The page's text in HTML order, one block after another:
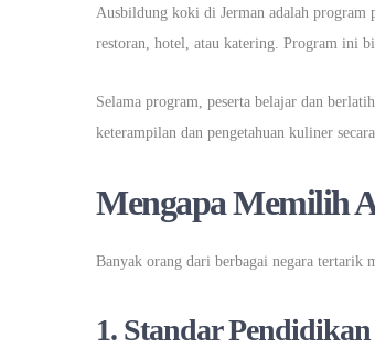
Ausbildung koki di Jerman adalah program
restoran, hotel, atau katering. Program ini
Selama program, peserta belajar dan
keterampilan dan pengetahuan kuliner
Mengapa Memilih
Banyak orang dari berbagai negara tertarik
1. Standar